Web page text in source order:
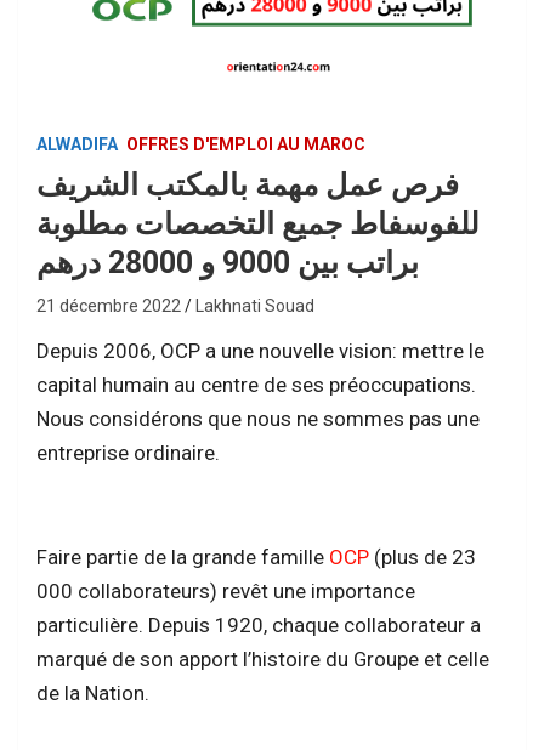
ALWADIFA OFFRES D'EMPLOI AU MAROC
فرص عمل مهمة بالمكتب الشريف
للفوسفاط جميع التخصصات مطلوبة
براتب بين 9000 و 28000 درهم
21 décembre 2022 Lakhnati Souad
Depuis 2006, OCP a une nouvelle vision: mettre le
capital humain au centre de ses préoccupations.
Nous considérons que nous ne sommes pas une
entreprise ordinaire.
Faire partie de la grande famille OCP (plus de 23
000 collaborateurs) revêt une importance
particulière. Depuis 1920, chaque collaborateur a
marqué de son apport l’histoire du Groupe et celle
de la Nation.